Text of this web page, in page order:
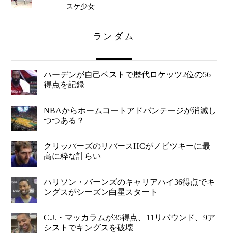
スケ少女
ランダム
ハーデンが自己ベストで歴代ロケッツ2位の56
得点を記録
NBAからホームコートアドバンテージが消滅し
つつある？
クリッパーズのリバースHCがノビツキーに最
高に粋な計らい
ハリソン・バーンズのキャリアハイ36得点でキ
ングスがシーズン白星スタート
C.J.・マッカラムが35得点、11リバウンド、9ア
シストでキングスを破壊